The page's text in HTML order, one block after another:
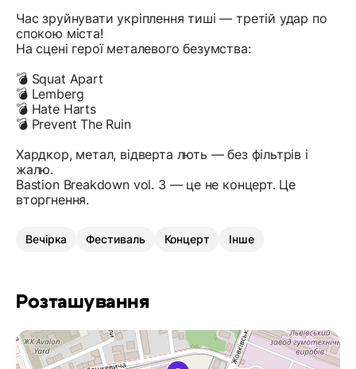
Час зруйнувати укріплення тиші — третій удар по
спокою міста!
На сцені герої металевого безумства:
💣 Squat Apart
💣 Lemberg
💣 Hate Harts
💣 Prevent The Ruin
Хардкор, метал, відверта лють — без фільтрів і
жалю.
Bastion Breakdown vol. 3 — це не концерт. Це
вторгнення.
Вечірка Фестиваль Концерт Інше
Розташування